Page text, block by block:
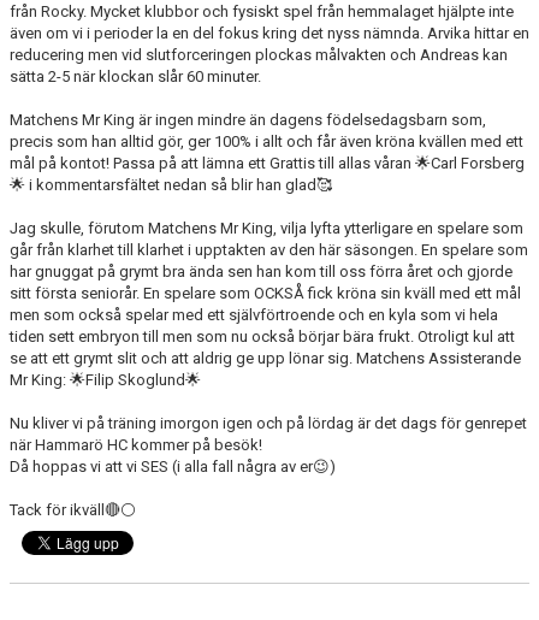
från Rocky. Mycket klubbor och fysiskt spel från hemmalaget hjälpte inte
även om vi i perioder la en del fokus kring det nyss nämnda. Arvika hittar en
reducering men vid slutforceringen plockas målvakten och Andreas kan
sätta 2-5 när klockan slår 60 minuter.
Matchens Mr King är ingen mindre än dagens födelsedagsbarn som,
precis som han alltid gör, ger 100% i allt och får även kröna kvällen med ett
mål på kontot! Passa på att lämna ett Grattis till allas våran 🌟Carl Forsberg
🌟 i kommentarsfältet nedan så blir han glad🥰
Jag skulle, förutom Matchens Mr King, vilja lyfta ytterligare en spelare som
går från klarhet till klarhet i upptakten av den här säsongen. En spelare som
har gnuggat på grymt bra ända sen han kom till oss förra året och gjorde
sitt första seniorår. En spelare som OCKSÅ fick kröna sin kväll med ett mål
men som också spelar med ett självförtroende och en kyla som vi hela
tiden sett embryon till men som nu också börjar bära frukt. Otroligt kul att
se att ett grymt slit och att aldrig ge upp lönar sig. Matchens Assisterande
Mr King: 🌟Filip Skoglund🌟
Nu kliver vi på träning imorgon igen och på lördag är det dags för genrepet
när Hammarö HC kommer på besök!
Då hoppas vi att vi SES (i alla fall några av er😉)
Tack för ikväll🔴⚪️